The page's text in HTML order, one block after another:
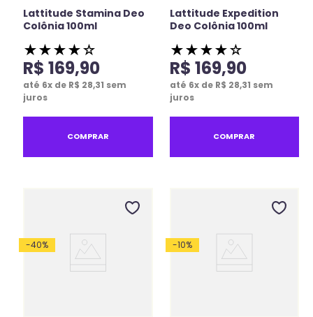
Lattitude Stamina Deo
Colônia 100ml
★★★★☆
R$ 169,90
até 6x de R$ 28,31 sem
juros
COMPRAR
Lattitude Expedition
Deo Colônia 100ml
★★★★☆
R$ 169,90
até 6x de R$ 28,31 sem
juros
COMPRAR
-40% -10%